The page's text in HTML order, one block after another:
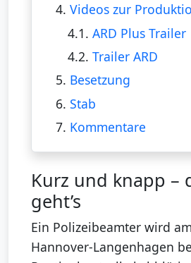
4. Videos zur
4.1.ARD Plus Trailer
4.2.Trailer ARD
5. Besetzung
6. Stab
7. Kommentare
Kurz und knapp –
geht’s
Ein Polizeibeamter wird
Hannover-Langenhagen